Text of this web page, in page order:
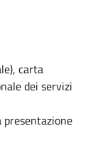
carta
dei servizi